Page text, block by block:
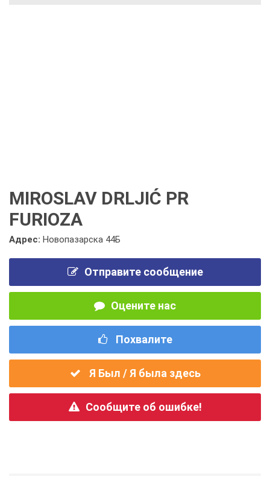
MIROSLAV DRLJIĆ PR
FURIOZA
Адрес: Новопазарска 44Б
Отправите сообщение
Оцените нас
Похвалите
Я Был / Я была здесь
Сообщите об ошибке!